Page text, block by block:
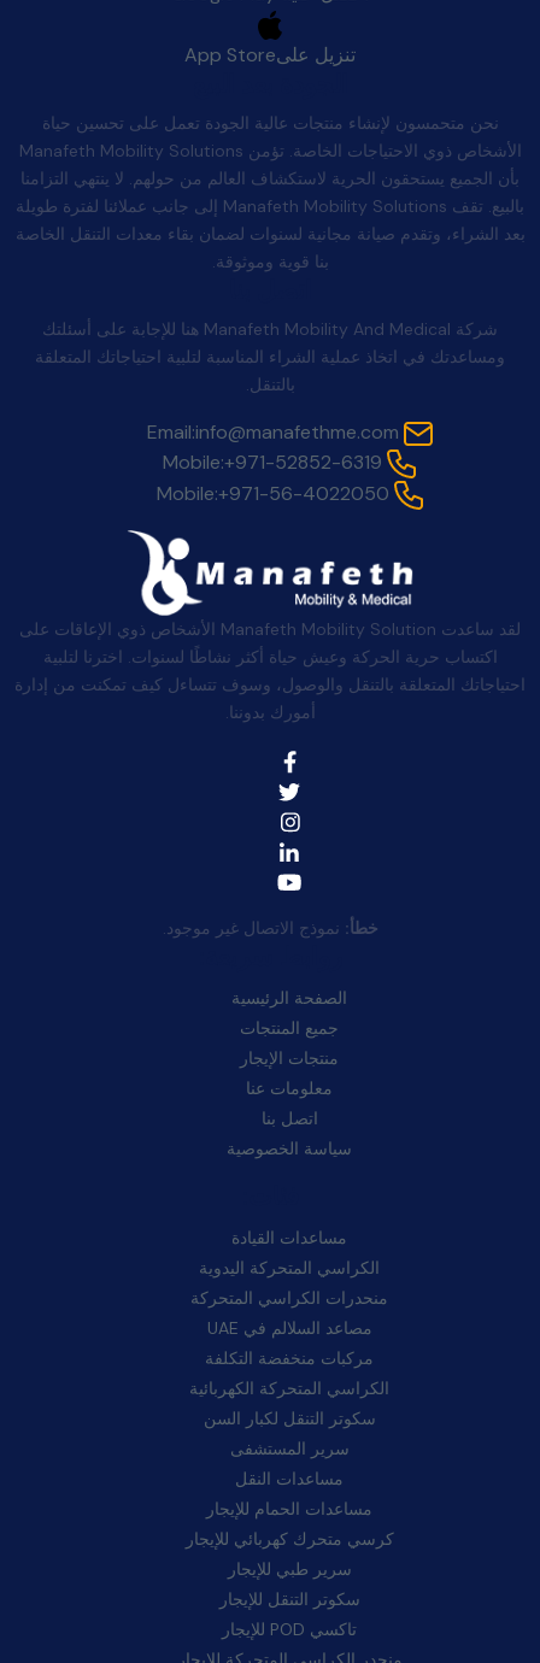
تنزيل علىApp Store
نحن متحمسون لإنشاء منتجات عالية الجودة تعمل على تحسين حياة
الأشخاص ذوي الاحتياجات الخاصة. تؤمن Manafeth Mobility Solutions
بأن الجميع يستحقون الحرية لاستكشاف العالم من حولهم. لا ينتهي التزامنا
بالبيع. تقف Manafeth Mobility Solutions إلى جانب عملائنا لفترة طويلة
بعد الشراء، وتقدم صيانة مجانية لسنوات لضمان بقاء معدات التنقل الخاصة
بنا قوية وموثوقة.
شركة Manafeth Mobility And Medical هنا للإجابة على أسئلتك
ومساعدتك في اتخاذ عملية الشراء المناسبة لتلبية احتياجاتك المتعلقة
بالتنقل.
Email:info@manafethme.com
Mobile:+971-52852-6319
Mobile:+971-56-4022050
لقد ساعدت Manafeth Mobility Solution الأشخاص ذوي الإعاقات على
اكتساب حرية الحركة وعيش حياة أكثر نشاطًا لسنوات. اخترنا لتلبية
احتياجاتك المتعلقة بالتنقل والوصول، وسوف تتساءل كيف تمكنت من إدارة
أمورك بدوننا.
خطأ: نموذج الاتصال غير موجود.
الصفحة الرئيسية
جميع المنتجات
منتجات الإيجار
معلومات عنا
اتصل بنا
سياسة الخصوصية
مساعدات القيادة
الكراسي المتحركة اليدوية
منحدرات الكراسي المتحركة
مصاعد السلالم في UAE
مركبات منخفضة التكلفة
الكراسي المتحركة الكهربائية
سكوتر التنقل لكبار السن
سرير المستشفى
مساعدات النقل
مساعدات الحمام للإيجار
كرسي متحرك كهربائي للإيجار
سرير طبي للإيجار
سكوتر التنقل للإيجار
تاكسي POD للإيجار